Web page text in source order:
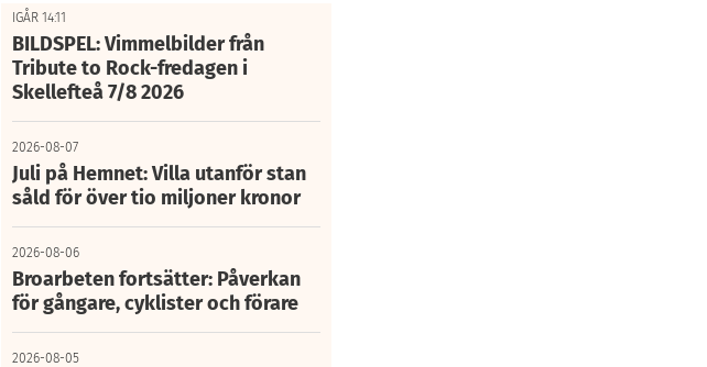
IGÅR 14:11
BILDSPEL: Vimmelbilder från
Tribute to Rock-fredagen i
Skellefteå 7/8 2026
2026-08-07
Juli på Hemnet: Villa utanför stan
såld för över tio miljoner kronor
2026-08-06
Broarbeten fortsätter: Påverkan
för gångare, cyklister och förare
2026-08-05